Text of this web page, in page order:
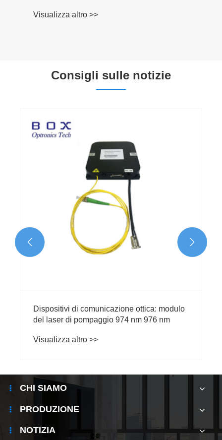
Consigli sulle notizie
Cos'è un laser in fibra ricostruita?
 
CHI SIAMO
PRODUZIONE
NOTIZIA